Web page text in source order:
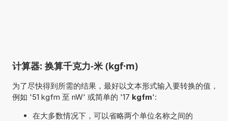
计算器: 换算千克力-米 (kgf·m)
为了尽快得到所需的结果，最好以文本形式输入要转换的值，
例如 '51 kgfm 至 nW' 或简单的 '17 kgfm':
在大多数情况下，可以省略两个单位名称之间的